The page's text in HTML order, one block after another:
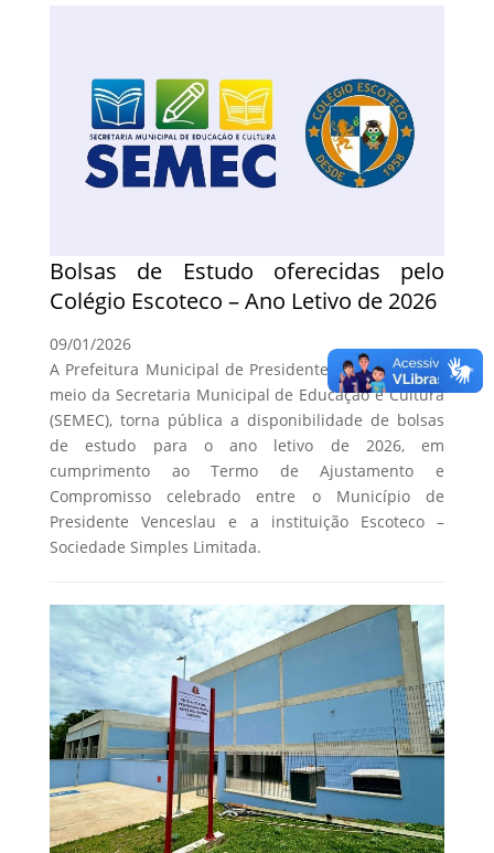
Bolsas de Estudo oferecidas pelo
Colégio Escoteco – Ano Letivo de 2026
09/01/2026
A Prefeitura Municipal de Presidente Venceslau, por
meio da Secretaria Municipal de Educação e Cultura
(SEMEC), torna pública a disponibilidade de bolsas
de estudo para o ano letivo de 2026, em
cumprimento ao Termo de Ajustamento e
Compromisso celebrado entre o Município de
Presidente Venceslau e a instituição Escoteco –
Sociedade Simples Limitada.